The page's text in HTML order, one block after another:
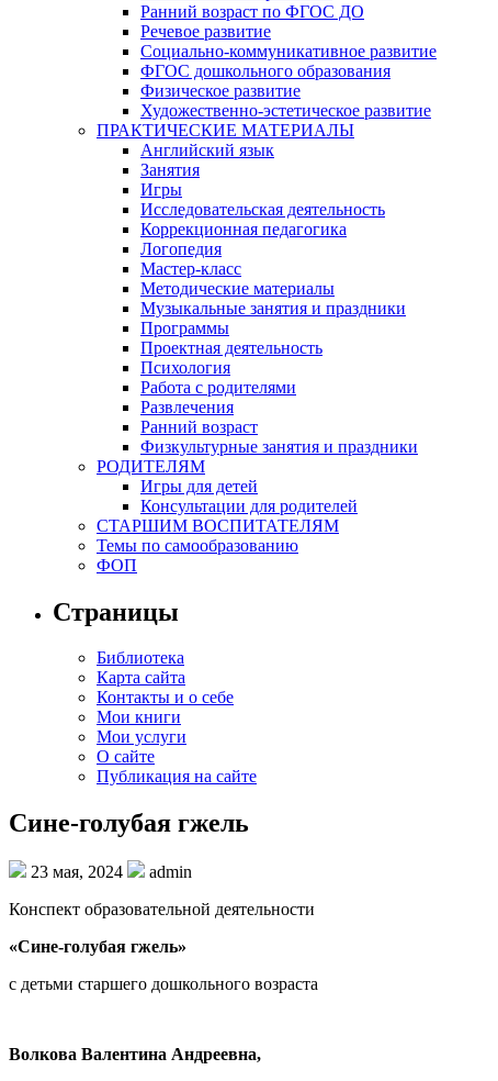
Ранний возраст по ФГОС ДО
Речевое развитие
Социально-коммуникативное развитие
ФГОС дошкольного образования
Физическое развитие
Художественно-эстетическое развитие
ПРАКТИЧЕСКИЕ МАТЕРИАЛЫ
Английский язык
Занятия
Игры
Исследовательская деятельность
Коррекционная педагогика
Логопедия
Мастер-класс
Методические материалы
Музыкальные занятия и праздники
Программы
Проектная деятельность
Психология
Работа с родителями
Развлечения
Ранний возраст
Физкультурные занятия и праздники
РОДИТЕЛЯМ
Игры для детей
Консультации для родителей
СТАРШИМ ВОСПИТАТЕЛЯМ
Темы по самообразованию
ФОП
Страницы
Библиотека
Карта сайта
Контакты и о себе
Мои книги
Мои услуги
О сайте
Публикация на сайте
Сине-голубая гжель
23 мая, 2024
admin
Конспект образовательной деятельности
«Сине-голубая гжель»
с детьми старшего дошкольного возраста
Волкова Валентина Андреевна,